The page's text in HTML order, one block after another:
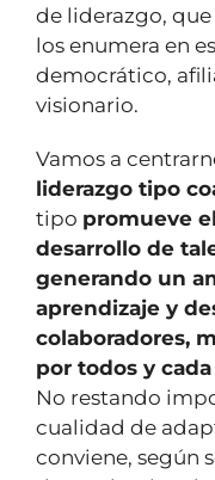
de liderazgo, que
los enumera en
democrático,
visionario.
Vamos a
liderazgo tipo
tipo promueve
desarrollo de
generando un
aprendizaje y
colaboradores,
por todos y
No restando
cualidad de
conviene, según